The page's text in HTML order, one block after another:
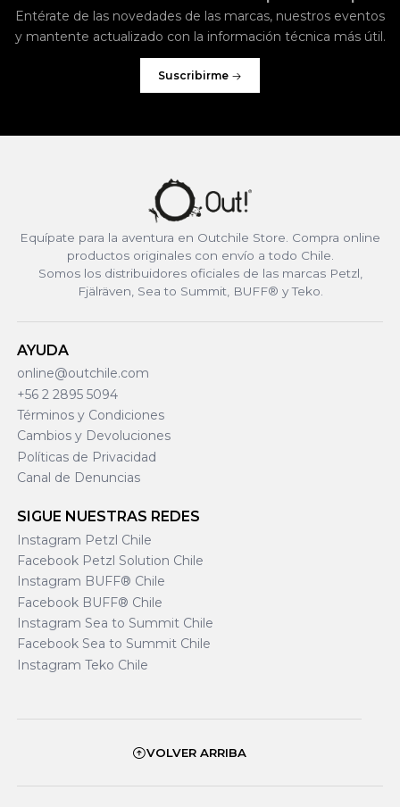
Entérate de las novedades de las marcas, nuestros eventos
y mantente actualizado con la información técnica más útil.
Suscribirme
Equípate para la aventura en Outchile Store. Compra online
productos originales con envío a todo Chile.
Somos los distribuidores oficiales de las marcas Petzl,
Fjälräven, Sea to Summit, BUFF® y Teko.
AYUDA
online@outchile.com
+56 2 2895 5094
Términos y Condiciones
Cambios y Devoluciones
Políticas de Privacidad
Canal de Denuncias
SIGUE NUESTRAS REDES
Instagram Petzl Chile
Facebook Petzl Solution Chile
Instagram BUFF® Chile
Facebook BUFF® Chile
Instagram Sea to Summit Chile
Facebook Sea to Summit Chile
Instagram Teko Chile
VOLVER ARRIBA